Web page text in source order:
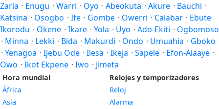
Zaria · Enugu · Warri · Oyo · Abeokuta · Akure · Bauchi ·
Katsina · Osogbo · Ife · Gombe · Owerri · Calabar · Ebute
Ikorodu · Okene · Ikare · Yola · Uyo · Ado-Ekiti · Ogbomoso
· Minna · Lekki · Bida · Makurdi · Ondo · Umuahia · Gboko
· Yenagoa · Ijebu Ode · Ilesa · Ikeja · Sapele · Efon-Alaaye ·
Owo · Ikot Ekpene · Iwo · Jimeta
Hora mundial
África
Asia
Relojes y temporizadores
Reloj
Alarma